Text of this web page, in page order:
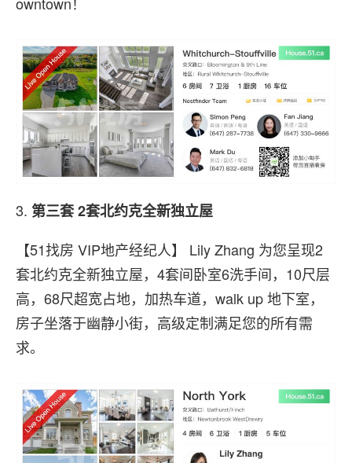
3. 第三套2套北约克全新独立屋
【51找房 VIP地产经纪人】 Lily Zhang 为您呈现2
套北约克全新独立屋，4套间卧室6洗手间，10尺层
高，68尺超宽占地，加热车道，walk up 地下室，
房子坐落于幽静小街，高级定制满足您的所有需
求。